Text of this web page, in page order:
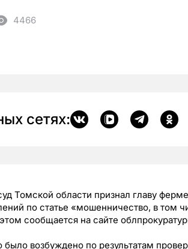
4466
сетях:
Томской области признал главу
по статье «мошенничество, в том
сообщается на сайте
возбуждено по результатам